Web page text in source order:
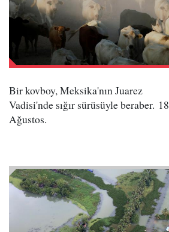
Bir kovboy, Meksika'nın Juarez
Vadisi'nde sığır sürüsüyle beraber. 18
Ağustos.